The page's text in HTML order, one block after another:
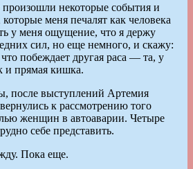
некоторые события и
меня печалят как человека
у меня ощущение, что я держу
сил, но еще немного, и скажу:
побеждает другая раса — та, у
и прямая кишка.
после выступлений Артемия
к рассмотрению того
женщин в автоаварии. Четыре
себе представить.
Пока еще.